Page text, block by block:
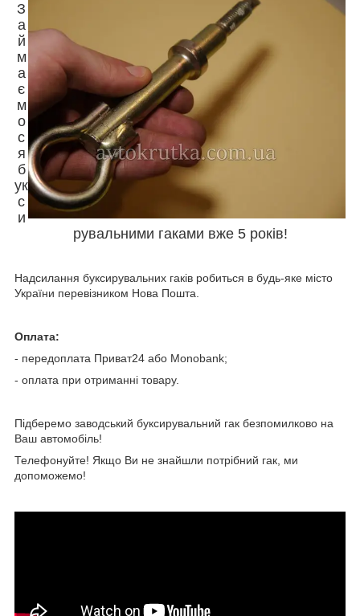
З
а
й
м
а
є
м
о
с
я
б
ук
с
и
рувальними гаками вже 5 років!
Надсилання буксирувальних гаків робиться в будь-яке місто
України перевізником Нова Пошта.
Оплата:
- передоплата Приват24 або Мonobank;
- оплата при отриманні товару.
Підберемо заводський буксирувальний гак безпомилково на
Ваш автомобіль!
Телефонуйте! Якщо Ви не знайшли потрібний гак, ми
допоможемо!